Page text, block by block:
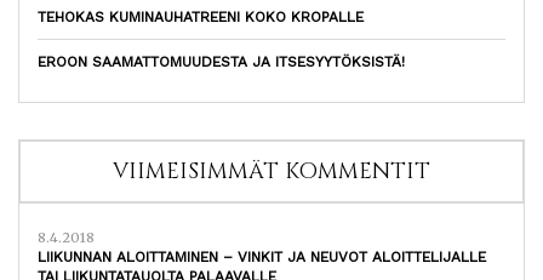
TEHOKAS KUMINAUHATREENI KOKO KROPALLE
EROON SAAMATTOMUUDESTA JA ITSESYYTÖKSISTÄ!
VIIMEISIMMÄT KOMMENTIT
8.4.2018
LIIKUNNAN ALOITTAMINEN – VINKIT JA NEUVOT ALOITTELIJALLE